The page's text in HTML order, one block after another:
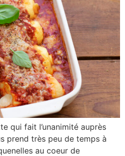
qui fait l’unanimité auprès
prend très peu de temps à
au coeur de